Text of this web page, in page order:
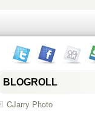
BLOGROLL
CJarry Photo